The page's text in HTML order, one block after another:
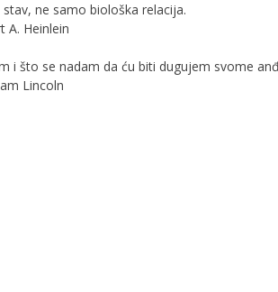
ne samo biološka relacija.
A. Heinlein
i što se nadam da ću biti dugujem svome
Lincoln